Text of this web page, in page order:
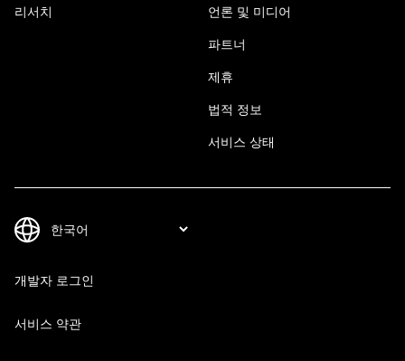
리서치 언론 및 미디어
파트너
제휴
법적 정보
서비스 상태
개발자 로그인
서비스 약관